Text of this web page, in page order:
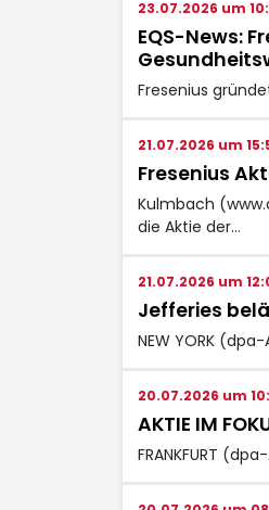
23.07.2026 um
EQS-News:
Fresenius
21.07.2026 um
Fresenius
Kulmbach
die Aktie der…
21.07.2026 um
Jefferies
NEW YORK
20.07.2026 um
AKTIE IM
FRANKFURT